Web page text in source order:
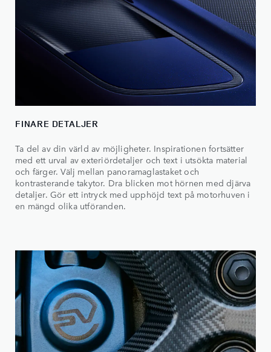
FINARE DETALJER
Ta del av din värld av möjligheter. Inspirationen fortsätter
med ett urval av exteriördetaljer och text i utsökta material
och färger. Välj mellan panoramaglastaket och
kontrasterande takytor. Dra blicken mot hörnen med djärva
detaljer. Gör ett intryck med upphöjd text på motorhuven i
en mängd olika utföranden.